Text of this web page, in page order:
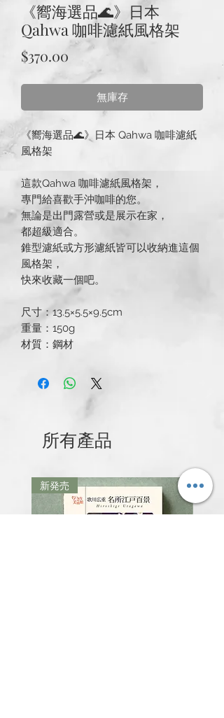
《嚮海選品🌊》日本
Qahwa 咖啡濾紙風格架
$370.00
無庫存
《嚮海選品🌊》日本 Qahwa 咖啡濾紙
風格架
這款Qahwa 咖啡濾紙風格架，
專門給喜歡手沖咖啡的您。
無論是出門露營或是展示在家，
都超級適合。
錐型濾紙或方形濾紙皆可以收納進這個
風格架，
快來收藏一個吧。
尺寸：13.5×5.5×9.5cm
重量：150g
材質：鋼材
所有產品
新発売 新発売